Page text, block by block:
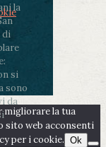
la
di
si
sono
da
migliorare la tua
sito web acconsenti
per i cookie. Ok